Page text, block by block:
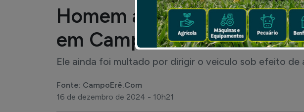
Homem acaba detido por
em Campo Erê.
Ele ainda foi multado por dirigir o veiculo sob efeito de
Fonte: CampoErê.Com
16 de dezembro de 2024 - 10h21